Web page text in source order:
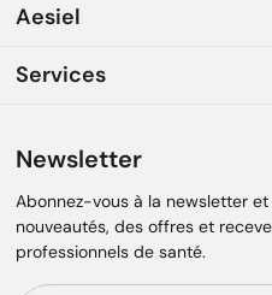
Aesiel
Services
Newsletter
Abonnez-vous à la newsletter
nouveautés, des offres et
professionnels de santé.